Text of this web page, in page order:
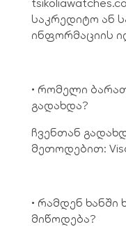
საკრედიტო ან
ინფორმაციის
• რომელი
გადახდა?
ჩვენთან
მეთოდებით: Visa
• რამდენ ხანში
მიწოდება?